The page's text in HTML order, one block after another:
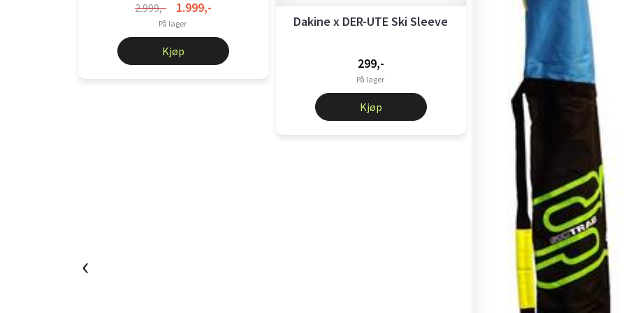
2.999,- 1.999,-
På lager
Kjøp
Dakine x DER-UTE Ski Sleeve
299,-
På lager
Kjøp
‹